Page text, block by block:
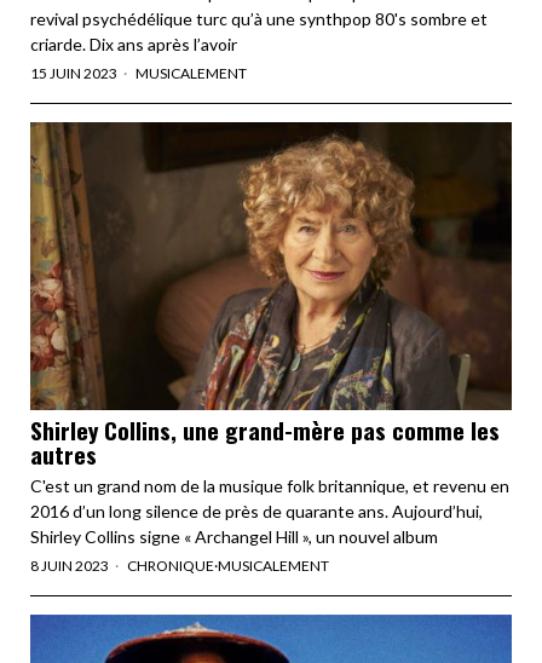
revival psychédélique turc qu’à une synthpop 80's sombre et
criarde. Dix ans après l’avoir
15 JUIN 2023 MUSICALEMENT
Shirley Collins, une grand-mère pas comme les
autres
C'est un grand nom de la musique folk britannique, et revenu en
2016 d’un long silence de près de quarante ans. Aujourd’hui,
Shirley Collins signe « Archangel Hill », un nouvel album
8 JUIN 2023 CHRONIQUE·MUSICALEMENT